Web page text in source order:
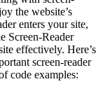
the website’s
enters your site,
Screen-Reader
effectively. Here’s
screen-reader
code examples: